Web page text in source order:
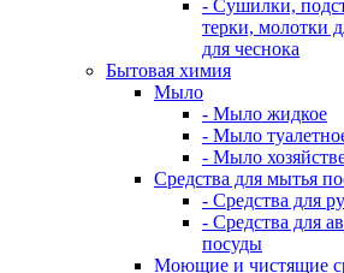
- Сушилки,
терки, молотки
для чеснока
Бытовая химия
Мыло
- Мыло жидкое
- Мыло
- Мыло
Средства для мытья
- Средства для
- Средства для
посуды
Моющие и чистящие